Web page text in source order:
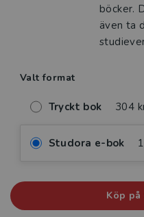
böcker.
även ta
Valt format
Tryckt bok 304
Studora e-bok
Köp på